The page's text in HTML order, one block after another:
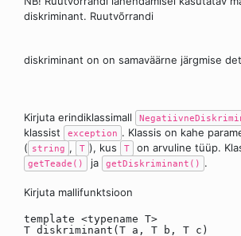
diskriminant. Ruutvõrrandi
diskriminant on on samaväärne järgmise
Kirjuta erindiklassimall
klassist
exception . Klassis on kahe
( string , T ), kus T on arvuline tüüp.
getTeade() ja getDiskriminant() .
Kirjuta mallifunktsioon
template <typename T>
T diskriminant(T a, T b, T c)